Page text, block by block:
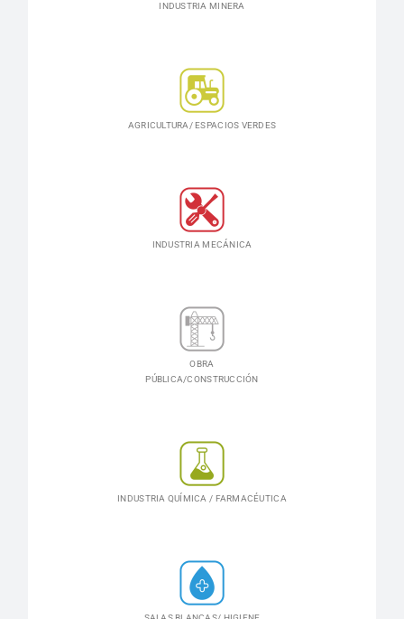
INDUSTRIA MINERA
AGRICULTURA/ ESPACIOS VERDES
INDUSTRIA MECÁNICA
OBRA
PÚBLICA/CONSTRUCCIÓN
INDUSTRIA QUÍMICA / FARMACÉUTICA